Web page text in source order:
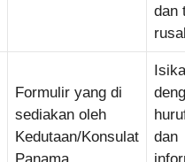
dan
Formulir yang di
sediakan oleh
Kedutaan/Konsulat
dan